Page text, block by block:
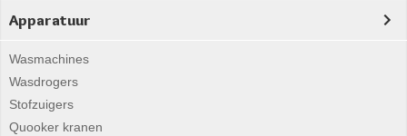
Apparatuur
Wasmachines
Wasdrogers
Stofzuigers
Quooker kranen